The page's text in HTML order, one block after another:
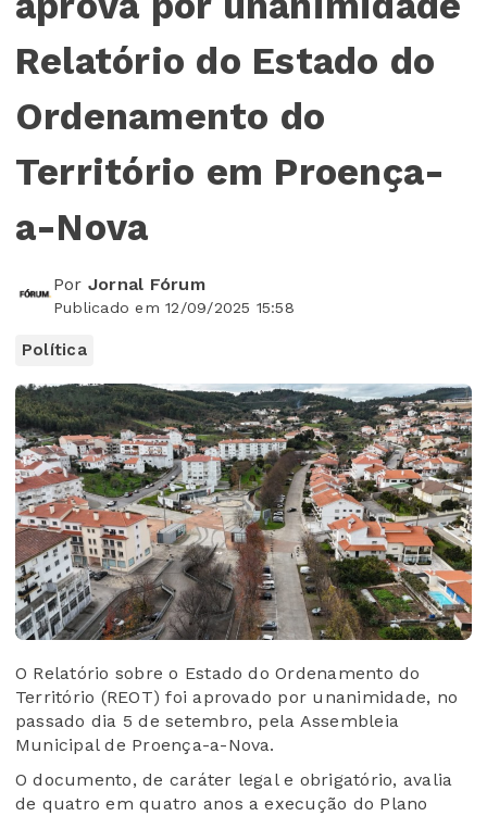
Relatório do Estado do
Ordenamento do
Território em Proença-
a-Nova
Por Jornal Fórum
Publicado em 12/09/2025 15:58
Política
O Relatório sobre o Estado do Ordenamento do
Território (REOT) foi aprovado por unanimidade, no
passado dia 5 de setembro, pela Assembleia
Municipal de Proença-a-Nova.
O documento, de caráter legal e obrigatório, avalia
de quatro em quatro anos a execução do Plano